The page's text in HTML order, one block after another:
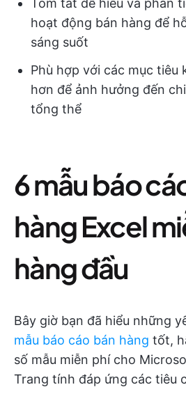
Tóm tắt dễ hiểu và phân
hoạt động bán hàng để
sáng suốt
Phù hợp với các mục tiêu
hơn để ảnh hưởng đến
tổng thể
6 mẫu báo
hàng Excel
hàng đầu
Bây giờ bạn đã hiểu những
mẫu báo cáo bán hàng tốt,
số mẫu miễn phí cho
Trang tính đáp ứng các tiêu